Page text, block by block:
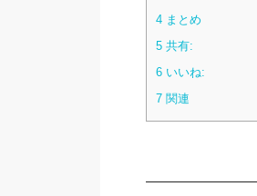
4まとめ
5共有:
6いいね:
7関連